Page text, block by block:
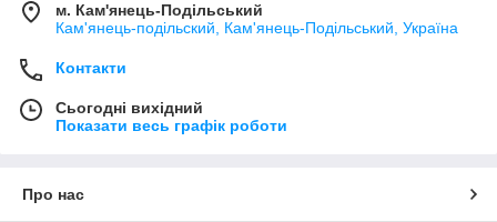
м. Кам'янець-Подільський
Кам'янець-подільский, Кам'янець-Подільський, Україна
Контакти
Сьогодні вихідний
Показати весь графік роботи
Про нас